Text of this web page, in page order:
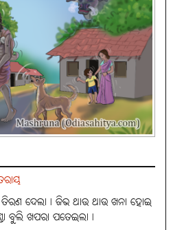
ତିରଣ ଦେଲା। ଜିଭ ଥାଉ ଥାଉ ଖନା ହୋଇ
ବୁଲି ଖପରା ପତେଇଲା।